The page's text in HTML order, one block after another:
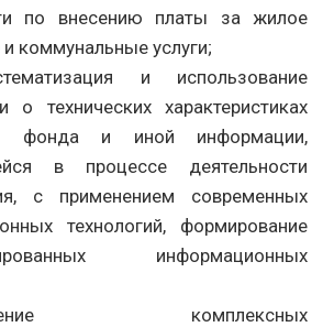
по внесению платы за жилое
коммунальные услуги;
и использование
о технических характеристиках
фонда и иной информации,
в процессе деятельности
с применением современных
технологий, формирование
информационных
комплексных